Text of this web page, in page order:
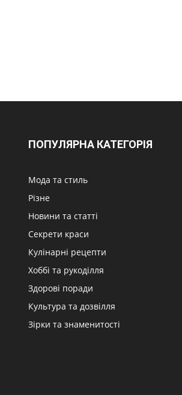
ПОПУЛЯРНА КАТЕГОРІЯ
Мода та стиль
Різне
Новини та статті
Секрети краси
Кулінарні рецепти
Хоббі та рукоділля
Здорові поради
Культура та дозвілля
Зірки та знаменитості